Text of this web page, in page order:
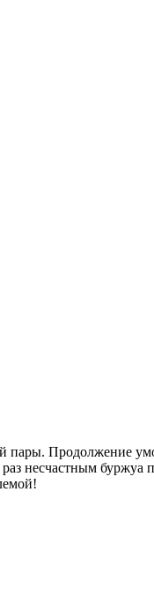
пары. Продолжение
несчастным буржуа